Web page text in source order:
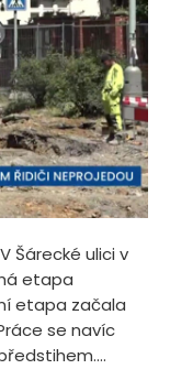
Šárecké ulici v
etapa
etapa začala
se navíc